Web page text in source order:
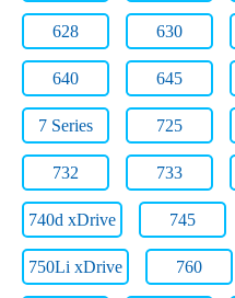
628 630
640 645
7 Series 725
732 733
740d xDrive 745
750Li xDrive 760